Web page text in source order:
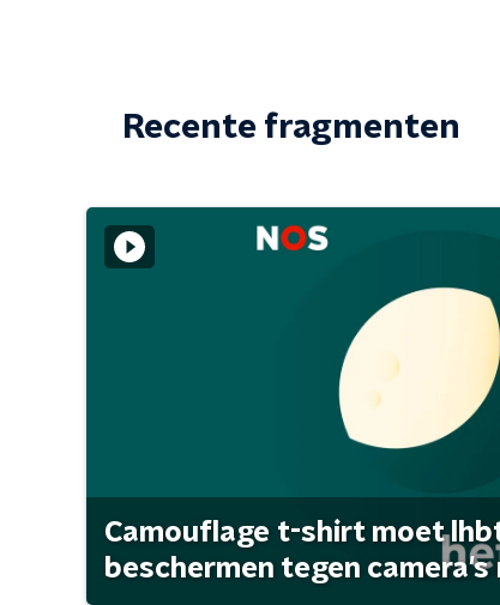
Recente fragmenten
Camouflage t-shirt moet
beschermen tegen camera's